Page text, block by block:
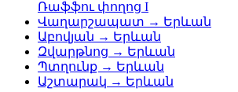
Ռաֆֆու փողոց I
Վաղարշապատ → Երևան
Աբովյան → Երևան
Զվարթնոց → Երևան
Պտղունք → Երևան
Աշտարակ → Երևան